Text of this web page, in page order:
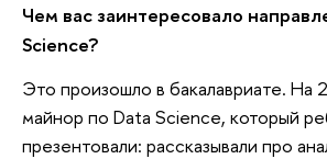
Чем вас заинтересовало
Science?
Это произошло в бакалавриате. На
майнор по Data Science, который
презентовали: рассказывали про